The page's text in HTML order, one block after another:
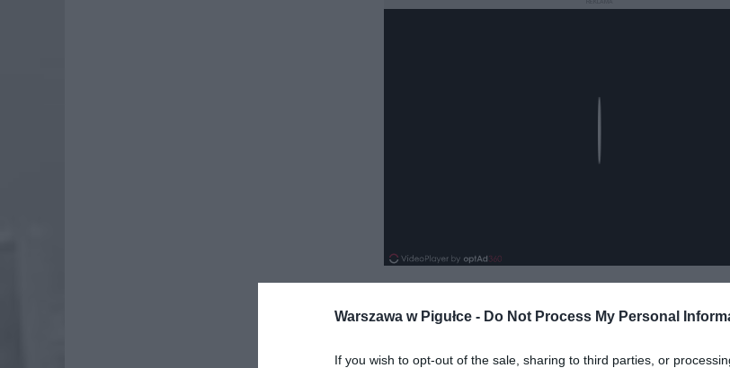
Warszawa w Pigułce - Do Not Process My Personal
If you wish to opt-out of the sale, sharing to third parties, or